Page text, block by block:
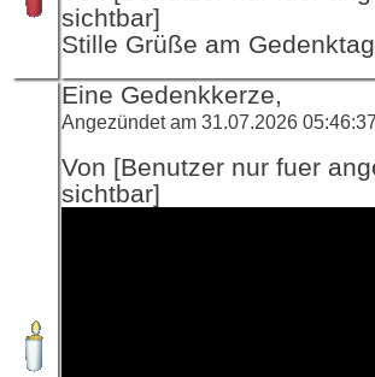
sichtbar]
Stille Grüße am Gedenktag
Eine Gedenkkerze,
Angezündet am 31.07.2026 05:46:37
Von [Benutzer nur fuer
sichtbar]